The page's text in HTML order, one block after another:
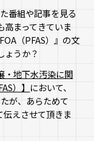
番組や記事を見る
まってきていま
（PFAS）』の文
ょうか？
・地下水汚染に関
）】 において、
が、あらためて
伝えさせて頂きま